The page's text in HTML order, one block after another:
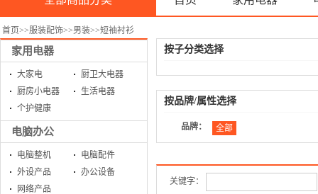
首页>>服装配饰>>男装>>短袖衬衫
家用电器
大家电
厨卫大电器
厨房小电器
生活电器
个护健康
电脑办公
电脑整机
电脑配件
外设产品
办公设备
网络产品
按子分类选择
按品牌/属性选择
品牌： 全部
关键字：